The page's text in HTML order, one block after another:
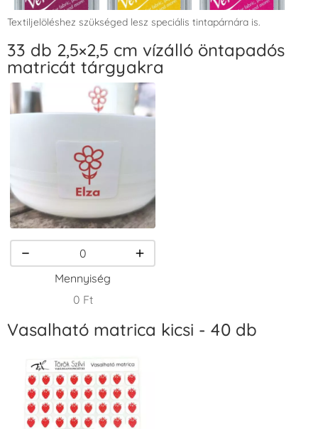
VersaCraft
Tintapárna -
Bordó
+1.380 Ft
VersaCraft
Tintapárna -
Citromsárga
+1.380 Ft
VersaCraft
Tintapárna -
VersaCraft
Tintapárna -
Csokibarna
+1.380 Ft
VersaCraft
Tintapárna -
Erdőzöld
+790 Ft
VersaCraft
Fekete
+1.380 Ft
VersaCraft
Fenyőzöld
+1.380 Ft
VersaCraft
Textiljelöléshez szükséged lesz speciális tintapárnára is.
33 db 2,5×2,5 cm vízálló öntapadós
matricát tárgyakra
Mennyiség
0 Ft
Vasalható matrica kicsi - 40 db